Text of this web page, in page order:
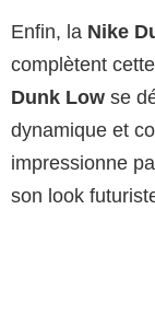
Enfin, la Nike
complètent
Dunk Low se
dynamique et
impressionne
son look